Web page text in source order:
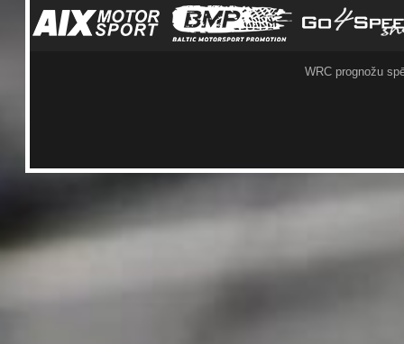
WRC prognožu